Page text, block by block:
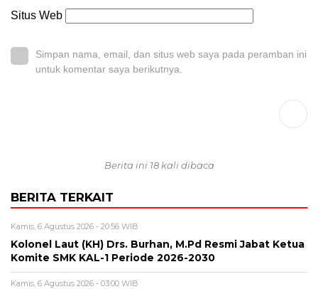
Situs Web
Simpan nama, email, dan situs web saya pada peramban ini
untuk komentar saya berikutnya.
Berita ini 18 kali dibaca
BERITA TERKAIT
Kamis, 6 Agustus 2026 - 20:56 WIB
Kolonel Laut (KH) Drs. Burhan, M.Pd Resmi Jabat Ketua
Komite SMK KAL-1 Periode 2026-2030
Kamis, 6 Agustus 2026 - 03:00 WIB